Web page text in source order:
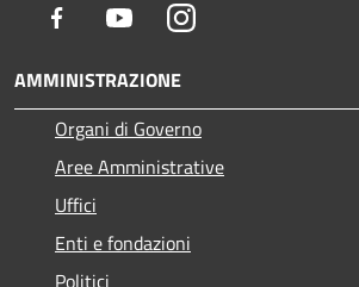
Facebook YoutubeInstagram
AMMINISTRAZIONE
Organi di Governo
Aree Amministrative
Uffici
Enti e fondazioni
Politici